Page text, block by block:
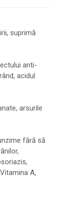
suprimă
anti-
acidul
arsurile
fără să
A,